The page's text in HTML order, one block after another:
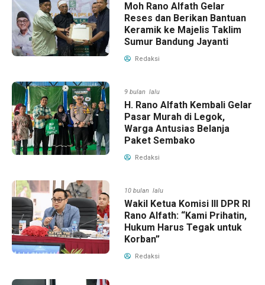
Moh Rano Alfath Gelar
Reses dan Berikan Bantuan
Keramik ke Majelis Taklim
Sumur Bandung Jayanti
Redaksi
9 bulan lalu
H. Rano Alfath Kembali Gelar
Pasar Murah di Legok,
Warga Antusias Belanja
Paket Sembako
Redaksi
10 bulan lalu
Wakil Ketua Komisi III DPR RI
Rano Alfath: “Kami Prihatin,
Hukum Harus Tegak untuk
Korban”
Redaksi